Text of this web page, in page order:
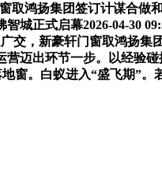
取鸿扬集团签订计谋合做
城正式启幕2026-04-30
交，新豪轩门窗取鸿扬集
迈出环节一步。以经验
窗。白蚁进入“盛飞期”。